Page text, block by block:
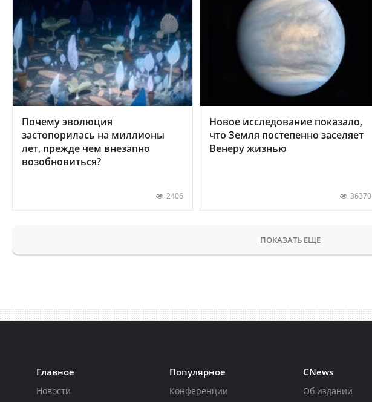
Почему эволюция
застопорилась на миллионы
лет, прежде чем внезапно
возобновиться?
2406
Новое исследование показало,
что Земля постепенно заселяет
Венеру жизнью
36370
ПОКАЗАТЬ ЕЩЕ
Главное
Новости
Популярное
Конференции
CNews
Об издании